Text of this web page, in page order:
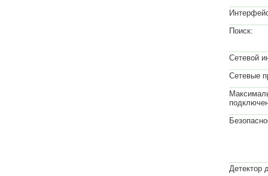
Поиск:
Сетевой
Сетевые
Детектор